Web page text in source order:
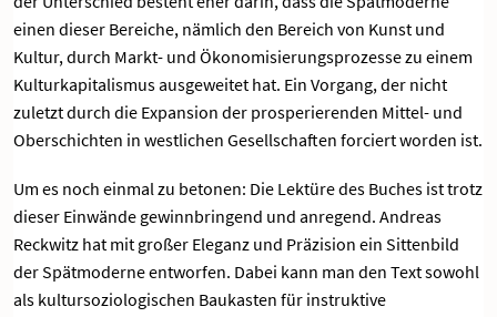
einen dieser Bereiche, nämlich den Bereich von Kunst und
Kultur, durch Markt- und Ökonomisierungsprozesse zu einem
Kulturkapitalismus ausgeweitet hat. Ein Vorgang, der nicht
zuletzt durch die Expansion der prosperierenden Mittel- und
Oberschichten in westlichen Gesellschaften forciert worden ist.
Um es noch einmal zu betonen: Die Lektüre des Buches ist trotz
dieser Einwände gewinnbringend und anregend. Andreas
Reckwitz hat mit großer Eleganz und Präzision ein Sittenbild
der Spätmoderne entworfen. Dabei kann man den Text sowohl
als kultursoziologischen Baukasten für instruktive